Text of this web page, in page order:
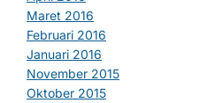
Maret 2016
Februari 2016
Januari 2016
November 2015
Oktober 2015